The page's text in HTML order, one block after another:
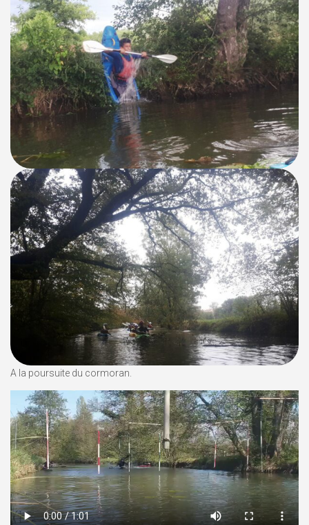
A la poursuite du cormoran.